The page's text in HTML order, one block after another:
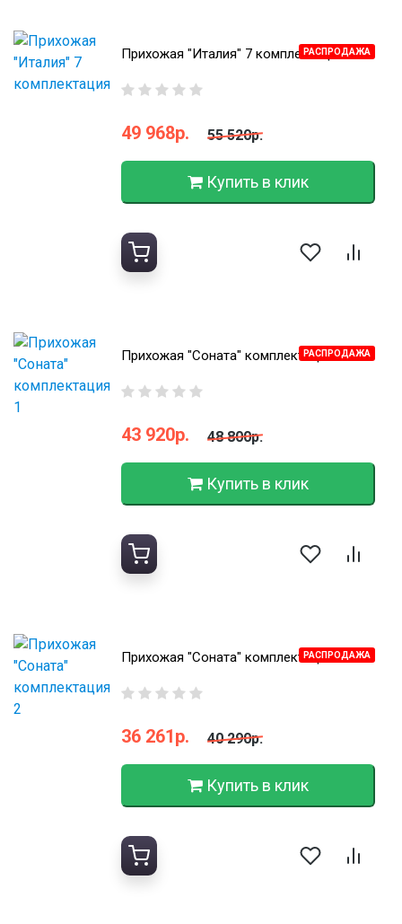
РАСПРОДАЖА
Прихожая "Италия" 7 комплектация
49 968р. 55 520р.
Купить в клик
РАСПРОДАЖА
Прихожая "Соната" комплектация 1
43 920р. 48 800р.
Купить в клик
РАСПРОДАЖА
Прихожая "Соната" комплектация 2
36 261р. 40 290р.
Купить в клик